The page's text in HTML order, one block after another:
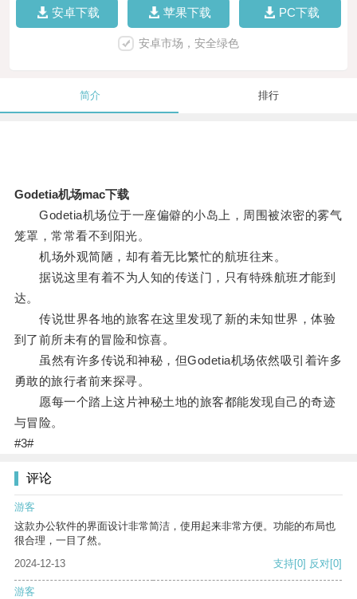
安卓下载 苹果下载 PC下载
安卓市场，安全绿色
简介 排行
Godetia机场mac下载
Godetia机场位于一座偏僻的小岛上，周围被浓密的雾气
笼罩，常常看不到阳光。
机场外观简陋，却有着无比繁忙的航班往来。
据说这里有着不为人知的传送门，只有特殊航班才能到
达。
传说世界各地的旅客在这里发现了新的未知世界，体验
到了前所未有的冒险和惊喜。
虽然有许多传说和神秘，但Godetia机场依然吸引着许多
勇敢的旅行者前来探寻。
愿每一个踏上这片神秘土地的旅客都能发现自己的奇迹
与冒险。
#3#
评论
游客
这款办公软件的界面设计非常简洁，使用起来非常方便。功能的布局也
很合理，一目了然。
2024-12-13
支持[0] 反对[0]
游客